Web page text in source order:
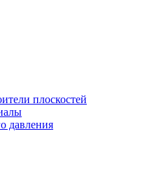
плоскостей
давления